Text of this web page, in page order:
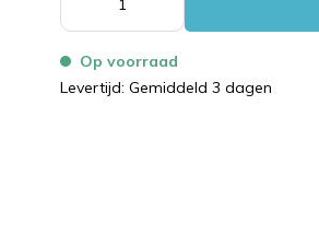
Op voorraad
Levertijd: Gemiddeld 3 dagen